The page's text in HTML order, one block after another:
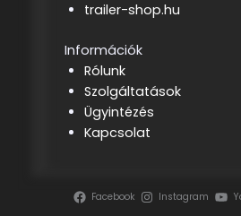
trailer-shop.hu
Információk
Rólunk
Szolgáltatások
Ügyintézés
Kapcsolat
Facebook Instagram